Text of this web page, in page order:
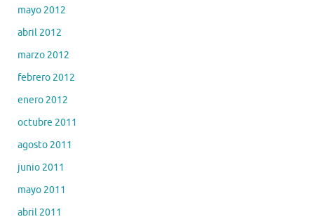
mayo 2012
abril 2012
marzo 2012
febrero 2012
enero 2012
octubre 2011
agosto 2011
junio 2011
mayo 2011
abril 2011